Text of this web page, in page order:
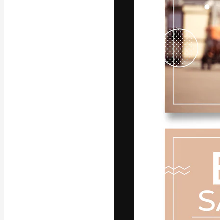
La plateforme
vos meilleurs
d’abonnés :
studios.
Français
Copyright © 2010-